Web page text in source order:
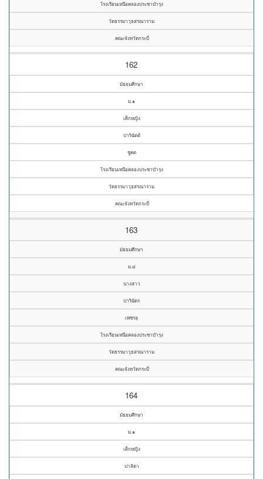
โรงเรียนเหนือคลองประชาบำรุง
วัดธรรมาวุธสรณาราม
คณะจังหวัดกระบี่
162
มัธยมศึกษา
ม.๑
เด็กหญิง
ปาริฉัตต์
ชูคต
โรงเรียนเหนือคลองประชาบำรุง
วัดธรรมาวุธสรณาราม
คณะจังหวัดกระบี่
163
มัธยมศึกษา
ม.๔
นางสาว
ปาริฉัตร
เพชรลุ
โรงเรียนเหนือคลองประชาบำรุง
วัดธรรมาวุธสรณาราม
คณะจังหวัดกระบี่
164
มัธยมศึกษา
ม.๑
เด็กหญิง
ปาลิตา